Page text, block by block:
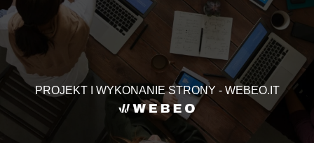
PROJEKT I WYKONANIE STRONY - WEBEO.IT